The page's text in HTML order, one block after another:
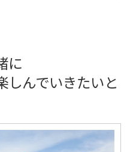
に
しんでいきたいと